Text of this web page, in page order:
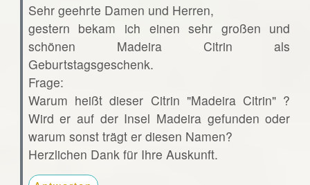
Sehr geehrte Damen und Herren,
gestern bekam ich einen sehr großen und
schönen Madeira Citrin als
Geburtstagsgeschenk.
Frage:
Warum heißt dieser Citrin "Madeira Citrin" ?
Wird er auf der Insel Madeira gefunden oder
warum sonst trägt er diesen Namen?
Herzlichen Dank für Ihre Auskunft.